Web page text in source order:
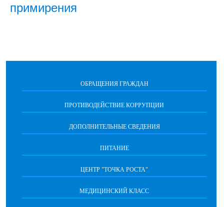
примирения
ОБРАЩЕНИЯ ГРАЖДАН
ПРОТИВОДЕЙСТВИЕ КОРРУПЦИИ
ДОПОЛНИТЕЛЬНЫЕ СВЕДЕНИЯ
ПИТАНИЕ
ЦЕНТР "ТОЧКА РОСТА"
МЕДИЦИНСКИЙ КЛАСС